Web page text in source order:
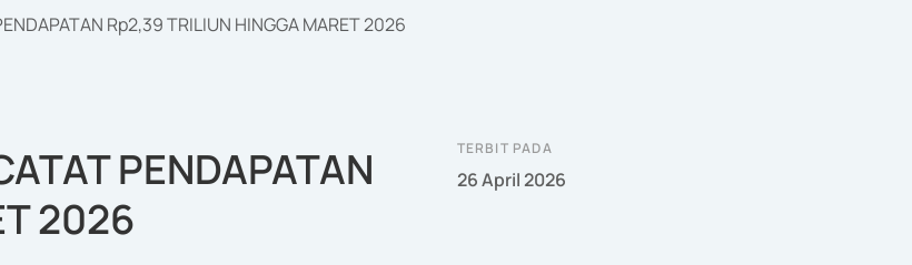
Rp2,39 TRILIUN HINGGA MARET 2026
PENDAPATAN
2026
TERBIT PADA
26 April 2026